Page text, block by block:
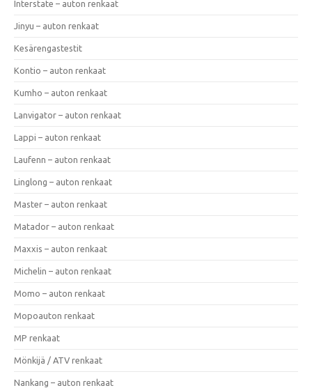
Interstate – auton renkaat
Jinyu – auton renkaat
Kesärengastestit
Kontio – auton renkaat
Kumho – auton renkaat
Lanvigator – auton renkaat
Lappi – auton renkaat
Laufenn – auton renkaat
Linglong – auton renkaat
Master – auton renkaat
Matador – auton renkaat
Maxxis – auton renkaat
Michelin – auton renkaat
Momo – auton renkaat
Mopoauton renkaat
MP renkaat
Mönkijä / ATV renkaat
Nankang – auton renkaat